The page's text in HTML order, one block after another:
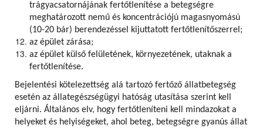
trágyacsatornájának fertőtlenítése a betegségre
meghatározott nemű és koncentrációjú magasnyomású
(10-20 bár) berendezéssel kijuttatott fertőtlenítőszerrel;
az épület zárása;
az épület külső felületének, környezetének, utaknak a
fertőtlenítése.
Bejelentési kötelezettség alá tartozó fertőző állatbetegség
esetén az állategészségügyi hatóság utasítása szerint kell
eljárni. Általános elv, hogy fertőtleníteni kell mindazokat a
helyeket és helyiségeket, ahol beteg, betegségre gyanús állat